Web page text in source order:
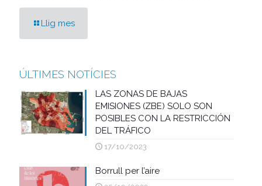
Llig mes
ÚLTIMES NOTÍCIES
LAS ZONAS DE BAJAS
EMISIONES (ZBE) SOLO SON
POSIBLES CON LA RESTRICCIÓN
DEL TRÁFICO
17/10/2023
Borrull per l’aire